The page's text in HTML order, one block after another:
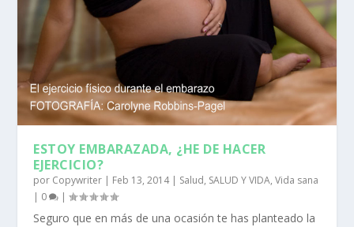
ESTOY EMBARAZADA, ¿HE DE HACER
EJERCICIO?
por Copywriter | Feb 13, 2014| Salud, SALUD Y VIDA,Vida sana
| 0 |
Seguro que en más de una ocasión te has planteado la